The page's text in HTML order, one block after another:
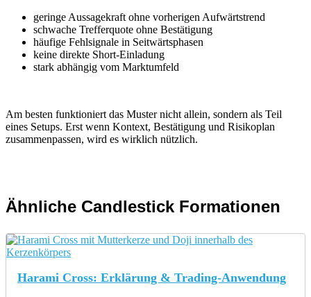
geringe Aussagekraft ohne vorherigen Aufwärtstrend
schwache Trefferquote ohne Bestätigung
häufige Fehlsignale in Seitwärtsphasen
keine direkte Short-Einladung
stark abhängig vom Marktumfeld
Am besten funktioniert das Muster nicht allein, sondern als Teil
eines Setups. Erst wenn Kontext, Bestätigung und Risikoplan
zusammenpassen, wird es wirklich nützlich.
Ähnliche Candlestick Formationen
Harami Cross: Erklärung & Trading-Anwendung